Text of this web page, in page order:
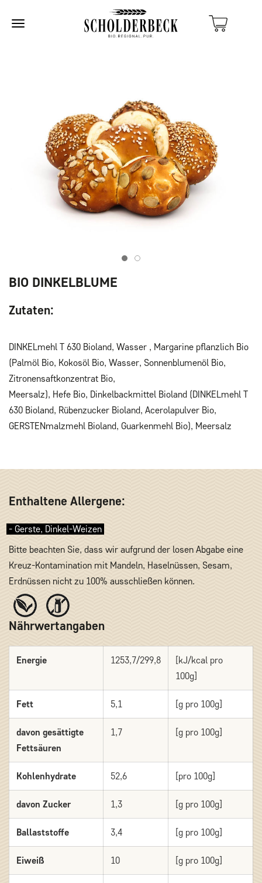
Item 1
BIO DINKELBLUME
Zutaten:
DINKELmehl T 630 Bioland, Wasser , Margarine pflanzlich Bio
(Palmöl Bio, Kokosöl Bio, Wasser, Sonnenblumenöl Bio,
Zitronensaftkonzentrat Bio,
Meersalz), Hefe Bio, Dinkelbackmittel Bioland (DINKELmehl T
630 Bioland, Rübenzucker Bioland, Acerolapulver Bio,
GERSTENmalzmehl Bioland, Guarkenmehl Bio), Meersalz
Enthaltene Allergene:
- Gerste, Dinkel-Weizen
Bitte beachten Sie, dass wir aufgrund der losen Abgabe eine
Kreuz-Kontamination mit Mandeln, Haselnüssen, Sesam,
Erdnüssen nicht zu 100% ausschließen können.
Nährwertangaben
Energie 1253,7/299,8
[kJ/kcal pro
100g]
Fett 5,1 [g pro 100g]
davon gesättigte
Fettsäuren
1,7 [g pro 100g]
Kohlenhydrate 52,6 [pro 100g]
davon Zucker 1,3 [g pro 100g]
Ballaststoffe 3,4 [g pro 100g]
Eiweiß 10 [g pro 100g]